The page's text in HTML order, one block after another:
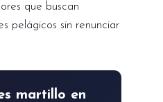
que buscan
pelágicos sin renunciar
martillo en